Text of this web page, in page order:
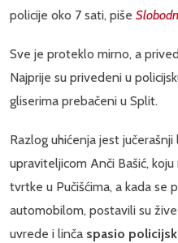
policije oko 7 sati, piše
Sve je proteklo mirno, a
Najprije su privedeni u
gliserima prebačeni u Split.
Razlog uhićenja jest
upraviteljicom Anči Bašić,
tvrtke u Pučišćima, a kada se
automobilom, postavili su
uvrede i linča spasio